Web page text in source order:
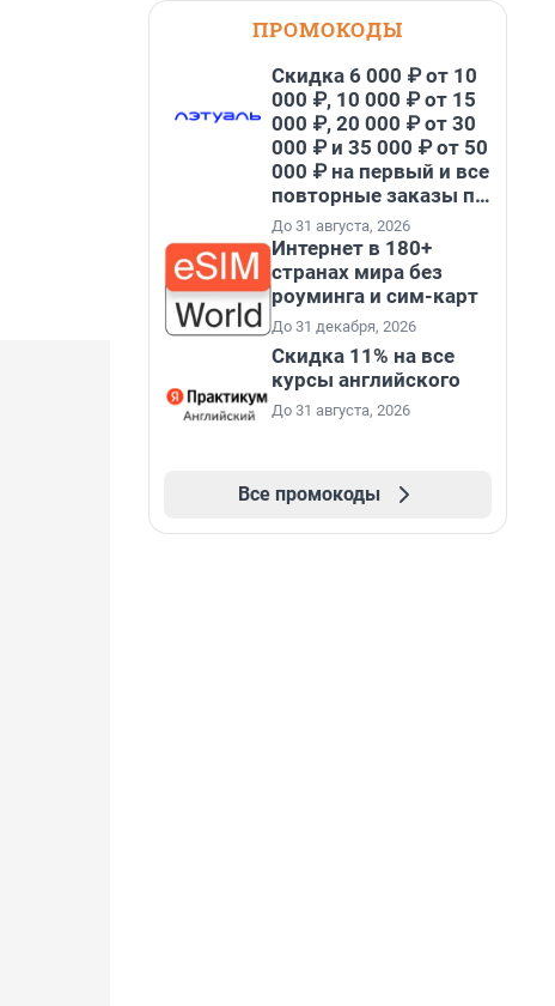
ПРОМОКОДЫ
Скидка 6 000 ₽ от 10
000 ₽, 10 000 ₽ от 15
000 ₽, 20 000 ₽ от 30
000 ₽ и 35 000 ₽ от 50
000 ₽ на первый и все
повторные заказы по
промокоду НАБЕРИ
До 31 августа, 2026
Интернет в 180+
странах мира без
роуминга и сим-карт
До 31 декабря, 2026
Скидка 11% на все
курсы английского
До 31 августа, 2026
Все промокоды